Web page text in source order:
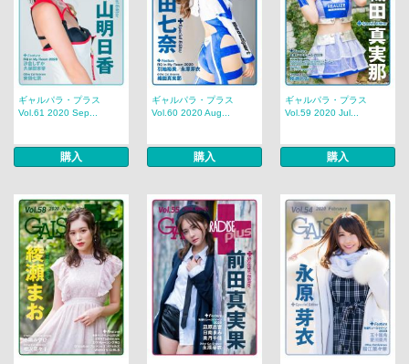
ギャルパラ・プラス
Vol.61 2020 Sep...
購入
ギャルパラ・プラス
Vol.60 2020 Aug...
購入
ギャルパラ・プラス
Vol.59 2020 Jul...
購入